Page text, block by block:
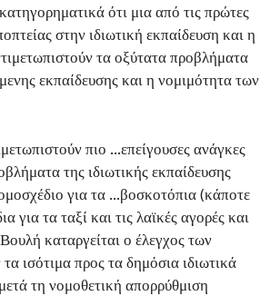
ότι μια από τις πρώτες
στην ιδιωτική εκπαίδευση και η
τα οξύτατα προβλήματα
εκπαίδευσης και η νομιμότητα των
πιο …επείγουσες ανάγκες
της ιδιωτικής εκπαίδευσης
για τα …βοσκοτόπια (κάποτε
για τα ταξί και τις λαϊκές αγορές και
καταργείται ο έλεγχος των
ισότιμα προς τα δημόσια ιδιωτικά
τη νομοθετική απορρύθμιση